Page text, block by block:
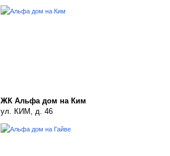
ЖК Альфа дом на Ким
ул. КИМ, д. 46